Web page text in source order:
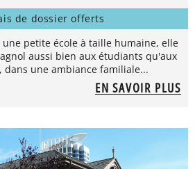
de dossier offerts
une petite école à taille humaine, elle
aussi bien aux étudiants qu'aux
dans une ambiance familiale...
EN SAVOIR PLUS